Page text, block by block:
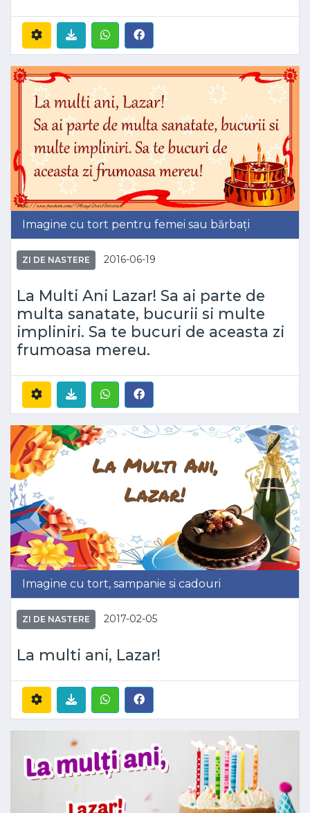
Imagine cu tort pentru femei sau bărbați
ZI DE NASTERE 2016-06-19
La Multi Ani Lazar! Sa ai parte de
multa sanatate, bucurii si multe
impliniri. Sa te bucuri de aceasta zi
frumoasa mereu.
Imagine cu tort, sampanie si cadouri
ZI DE NASTERE 2017-02-05
La multi ani, Lazar!